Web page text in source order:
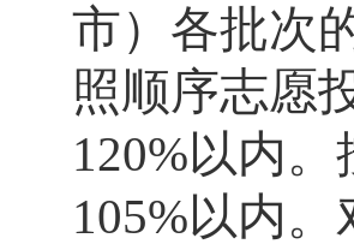
市）各批次
照顺序志愿
120%以内
105%以内